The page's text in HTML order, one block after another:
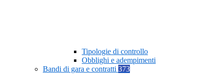
Tipologie di controllo
Obblighi e adempimenti
Bandi di gara e contratti 373